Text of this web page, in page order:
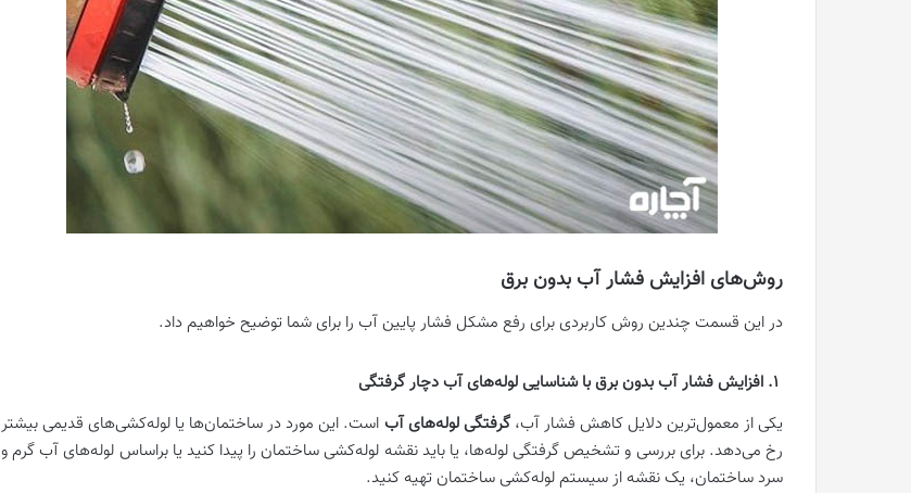
روش‌های افزایش فشار آب بدون برق
در این قسمت چندین روش کاربردی برای رفع مشکل فشار پایین آب را برای شما توضیح خواهیم داد.
یکی از معمول‌ترین دلایل کاهش فشار آب،گرفتگی لوله‌های آب است. این مورد در ساختمان‌ها یا لوله‌کشی‌های قدیمی بیشتر
رخ می‌دهد. برای بررسی و تشخیص گرفتگی لوله‌ها، یا باید نقشه لوله‌کشی ساختمان را پیدا کنید یا براساس لوله‌های آب گرم و
سرد ساختمان، یک نقشه از سیستم لوله‌کشی ساختمان تهیه کنید.